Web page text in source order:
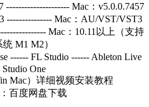
Mac：v5.0.0.7457
--------------- Mac：AU/VST/VST3
Mac：10.11以上（支持
M1 M2）
------ FL Studio ------ Ableton Live
One
Mac）详细视频安装教程
百度网盘下载